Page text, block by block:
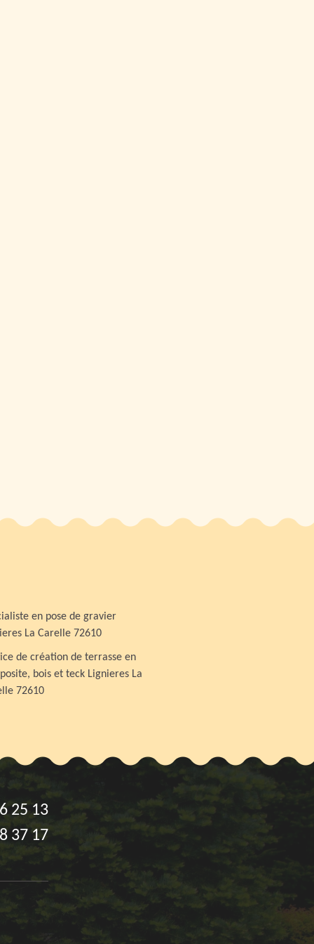
en pose de gravier
La Carelle 72610
de création de terrasse en
bois et teck Lignieres La
72610
25 13
37 17